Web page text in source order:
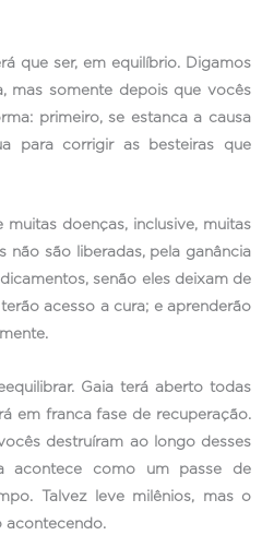
que ser, em equilíbrio. Digamos
mas somente depois que vocês
primeiro, se estanca a causa
para corrigir as besteiras que
doenças, inclusive, muitas
não são liberadas, pela ganância
senão eles deixam de
acesso a cura; e aprenderão
Gaia terá aberto todas
em franca fase de recuperação.
destruíram ao longo desses
acontece como um passe de
Talvez leve milênios, mas o
acontecendo.